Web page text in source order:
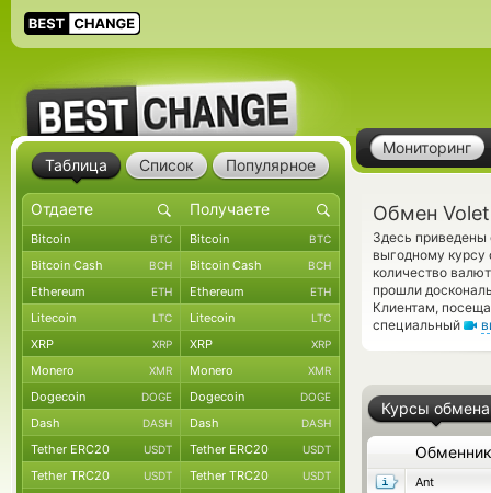
Мониторинг
Обмен
Здесь
выгодному курсу
количество
прошли
Клиентам,
специальный
Курсы обмена
Обменник
Ant
Таблица Список Популярное
Bitcoin BTC Bitcoin BTC
Bitcoin Cash BCH Bitcoin Cash BCH
Ethereum ETH Ethereum ETH
Litecoin LTC Litecoin LTC
XRP XRP XRP XRP
Monero XMR Monero XMR
Dogecoin DOGE Dogecoin DOGE
Dash DASH Dash DASH
Tether ERC20 USDT Tether ERC20 USDT
Tether TRC20 USDT Tether TRC20 USDT